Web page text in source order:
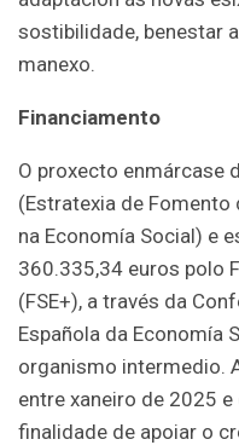
sostibilidade, benestar
manexo.
Financiamento
O proxecto enmárcase
(Estratexia de
na Economía Social) e
360.335,34 euros polo
(FSE+), a través da
Española da Economía
organismo intermedio.
entre xaneiro de 2025
finalidade de apoiar o